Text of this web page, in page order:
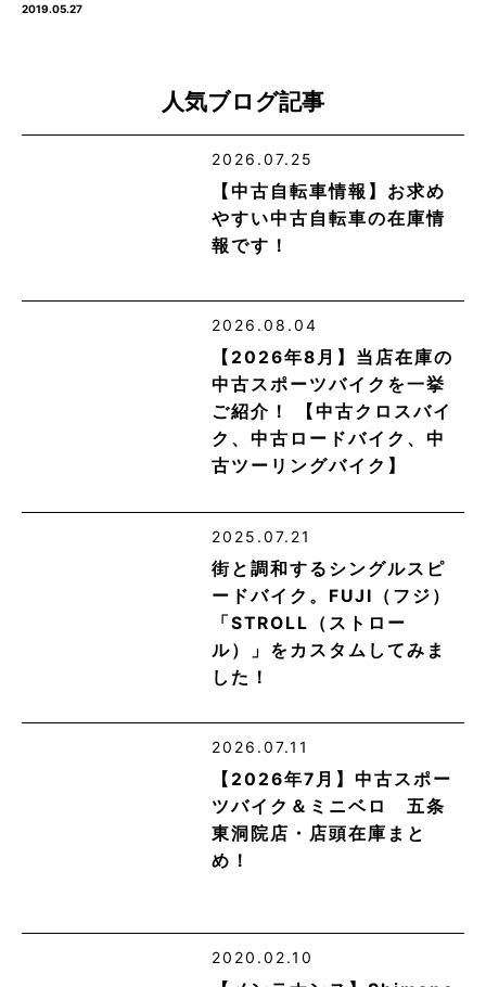
2019.05.27
人気ブログ記事
2026.07.25
【中古自転車情報】お求め
やすい中古自転車の在庫情
報です！
2026.08.04
【2026年8月】当店在庫の
中古スポーツバイクを一挙
ご紹介！ 【中古クロスバイ
ク、中古ロードバイク、中
古ツーリングバイク】
2025.07.21
街と調和するシングルスピ
ードバイク。FUJI（フジ）
「STROLL（ストロー
ル）」をカスタムしてみま
した！
2026.07.11
【2026年7月】中古スポー
ツバイク＆ミニベロ 五条
東洞院店・店頭在庫まと
め！
2020.02.10